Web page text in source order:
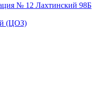
№ 12 Лахтинский 98Б
(ЦОЗ)